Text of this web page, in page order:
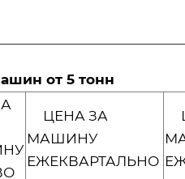
от 5 тонн
ЦЕНА ЗА
МАШИНУ
ЕЖЕКВАРТАЛЬНО